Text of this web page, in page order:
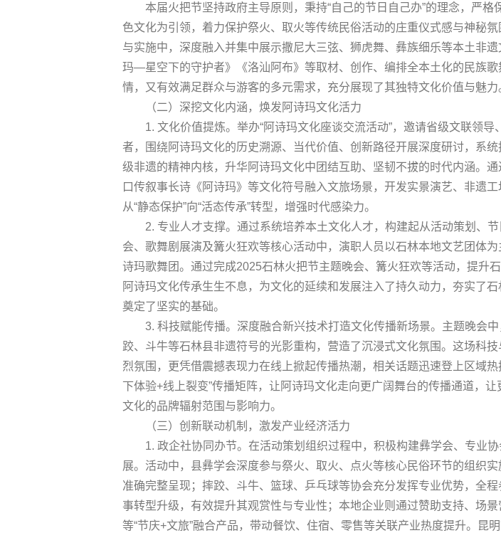
本届火把节坚持政府主导原则，秉持“自己的节日自己办”的理念，严
色文化为引领，着力保护祭火、取火等传统民俗活动的庄重仪式感与神秘
与实施中，深度融入并集中展示撒尼大三弦、狮虎舞、彝族细乐等本土非
玛—星空下的守护者》《洛汕阿布》等取材、创作、编排全本土化的民族
情，又有效满足群众与游客的多元需求，充分展现了其独特文化价值与魅力
（二）深挖文化内涵，焕发阿诗玛文化活力
1. 文化价值提炼。举办“阿诗玛文化座谈交流活动”，邀请省级文联领
者，围绕阿诗玛文化的历史溯源、当代价值、创新路径开展深度研讨，系
级非遗的精神内核，升华阿诗玛文化中团结互助、坚韧不拔的时代内涵。
口传叙事长诗《阿诗玛》等文化符号融入文旅场景，开发实景演艺、非遗
从“静态保护”向“活态传承”转型，增强时代感染力。
2. 专业人才支撑。通过系统培养本土文化人才，构建起从活动策划、
会、歌舞剧展演及篝火狂欢等核心活动中，演职人员以石林本地文艺团体
诗玛歌舞团。通过完成2025石林火把节主题晚会、篝火狂欢等活动，提升
阿诗玛文化传承生生不息，为文化的延续和发展注入了持久动力，夯实了
奠定了坚实的基础。
3. 科技赋能传播。深度融合新兴技术打造文化传播新场景。主题晚会
跤、斗牛等石林县非遗符号的光影重构，营造了沉浸式文化氛围。这场科
烈氛围，更凭借震撼表现力在线上掀起传播热潮，相关话题迅速登上区域
下体验+线上裂变”传播矩阵，让阿诗玛文化走向更广阔舞台的传播通道，
文化的品牌辐射范围与影响力。
（三）创新联动机制，激发产业经济活力
1. 政企社协同办节。在活动策划组织过程中，积极构建彝学会、专业
展。活动中，县彝学会深度参与祭火、取火、点火等核心民俗环节的组织
准确完整呈现；摔跤、斗牛、篮球、乒乓球等协会充分发挥专业优势，全
事转型升级，有效提升其观赏性与专业性；本地企业则通过赞助支持、场
等“节庆+文旅”融合产品，带动餐饮、住宿、零售等关联产业热度提升。昆